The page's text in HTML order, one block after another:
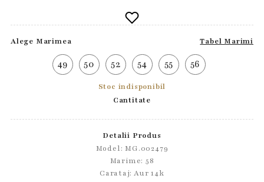
Alege Marimea Tabel Marimi
49 50 52 54 55 56
Stoc indisponibil
Cantitate
Detalii Produs
Model: MG.002479
Marime: 58
Carataj: Aur 14k